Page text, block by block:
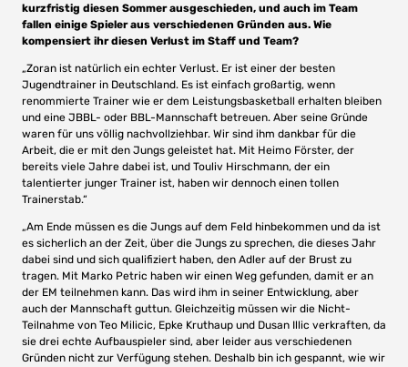
kurzfristig diesen Sommer ausgeschieden, und auch im Team
fallen einige Spieler aus verschiedenen Gründen aus. Wie
kompensiert ihr diesen Verlust im Staff und Team?
„Zoran ist natürlich ein echter Verlust. Er ist einer der besten
Jugendtrainer in Deutschland. Es ist einfach großartig, wenn
renommierte Trainer wie er dem Leistungsbasketball erhalten bleiben
und eine JBBL- oder BBL-Mannschaft betreuen. Aber seine Gründe
waren für uns völlig nachvollziehbar. Wir sind ihm dankbar für die
Arbeit, die er mit den Jungs geleistet hat. Mit Heimo Förster, der
bereits viele Jahre dabei ist, und Touliv Hirschmann, der ein
talentierter junger Trainer ist, haben wir dennoch einen tollen
Trainerstab.“
„Am Ende müssen es die Jungs auf dem Feld hinbekommen und da ist
es sicherlich an der Zeit, über die Jungs zu sprechen, die dieses Jahr
dabei sind und sich qualifiziert haben, den Adler auf der Brust zu
tragen. Mit Marko Petric haben wir einen Weg gefunden, damit er an
der EM teilnehmen kann. Das wird ihm in seiner Entwicklung, aber
auch der Mannschaft guttun. Gleichzeitig müssen wir die Nicht-
Teilnahme von Teo Milicic, Epke Kruthaup und Dusan Illic verkraften, da
sie drei echte Aufbauspieler sind, aber leider aus verschiedenen
Gründen nicht zur Verfügung stehen. Deshalb bin ich gespannt, wie wir